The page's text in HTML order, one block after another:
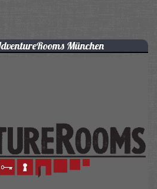
München